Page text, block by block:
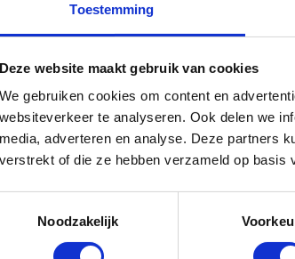
Toestemming
Deze website maakt gebruik van cookies
We gebruiken cookies om content en
websiteverkeer te analyseren. Ook delen we
media, adverteren en analyse. Deze partners
verstrekt of die ze hebben verzameld op basis
Noodzakelijk
en toepassingsmogelijkheden
asbesthoudende producten
en gevolgen voor de mens en
verantwoordelijkheden en bevoegdheden
aangetroffen, wat nu?
van asbesthoudende panelen
beglazingskit
wie doet wat op welke manier?
gezondheid en milieu
en de toekomst